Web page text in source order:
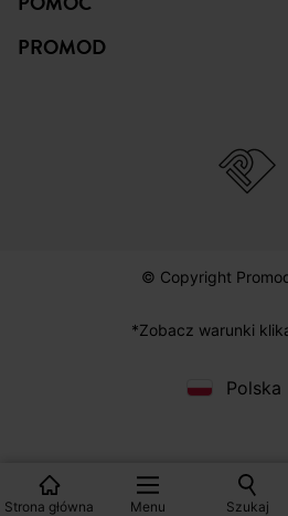
Strona główna Menu Szukaj
PROMOD
© Copyright
*Zobacz warunki
Polska